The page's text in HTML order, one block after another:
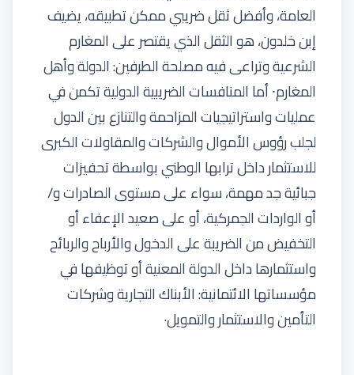
العامة، وأفضل ثقل ضريبي ممكن تطبيقه، يضيف
إبن خلدون، هو الثقل الذي يقتصر على المغارم
الشرعية وتراعى فيه مصلحة الطرفين: الدولة وأهل
المغارم⸱ أما المنافسات الضريبية الدولية تكمن في
عمليات واستراتيجيات المزاحمة والتنازع بين الدول
لجلب رؤوس الأموال والشركات والمقاولات الكبرى
للاستثمار داخل ترابها الوطني بواسطة تحفيزات
جبائية جد مهمة، سواء على مستوى الصادرات و/
أو الواردات الجمركية، أو على صعيد الإعفاء أو
التخفيض من الضريبة على الدخول والأرباح والربائح
واستثمارها داخل الدولة المعنية أو توظيفها في
مؤسساتها الائتمانية: الأبناك التجارية وشركات
التأمين والاستثمار والتمويل·